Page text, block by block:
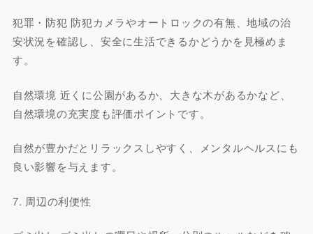
犯罪・防犯 防犯カメラやオートロックの有無、地域の治
安状況を確認し、安全に生活できるかどうかを見極めま
す。
自然環境 近くに公園があるか、大きな木があるかなど、
自然環境の充実度も評価ポイントです。
自然が豊かだとリラックスしやすく、メンタルヘルスにも
良い影響を与えます。
7. 周辺の利便性